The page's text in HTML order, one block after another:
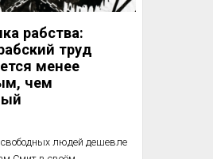
рабства:
труд
менее
чем
свободных людей дешевле